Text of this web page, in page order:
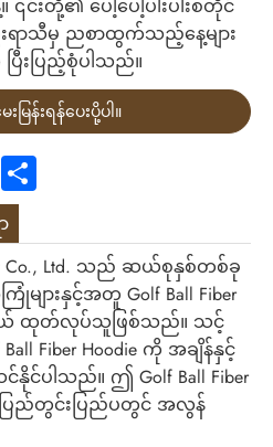
င်းတို့၏ ပေါ့ပေါ့ပါးပါးစတိုင်
းရာသီမှ ညစာထွက်သည့်နေ့များ
းပြည့်စုံပါသည်။
းမြန်းရန်ပေးပို့ပါ။
LinkedIn
Co., Ltd. သည် ဆယ်စုနှစ်တစ်ခု
ားနှင့်အတူ Golf Ball Fiber
နယ် ထုတ်လုပ်သူဖြစ်သည်။ သင့်
Hoodie ကို အချိန်နှင့်
င်ပါသည်။ ဤ Golf Ball Fiber
ပြည်တွင်းပြည်ပတွင် အလွန်